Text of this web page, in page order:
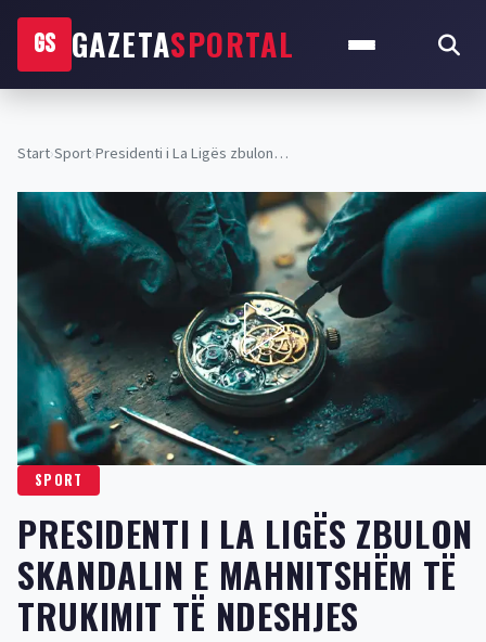
GS GAZETASPORTAL
Start›Sport›Presidenti i La Ligës zbulon…
SPORT
PRESIDENTI I LA LIGËS ZBULON
SKANDALIN E MAHNITSHËM TË
TRUKIMIT TË NDESHJES